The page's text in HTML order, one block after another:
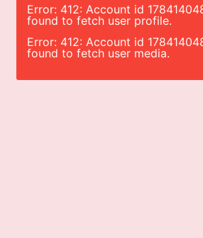
Error: 412: Account id
found to fetch user profile.
Error: 412: Account id
found to fetch user media.